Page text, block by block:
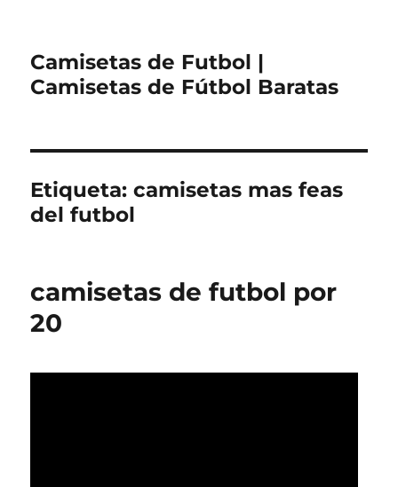
Camisetas de Futbol |
Camisetas de Fútbol Baratas
Etiqueta:camisetas mas feas
del futbol
camisetas de futbol por
20